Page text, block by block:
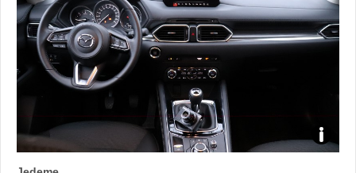
Foto: